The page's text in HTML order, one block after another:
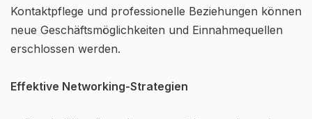
Kontaktpflege und professionelle Beziehungen können
neue Geschäftsmöglichkeiten und Einnahmequellen
erschlossen werden.
Effektive Networking-Strategien